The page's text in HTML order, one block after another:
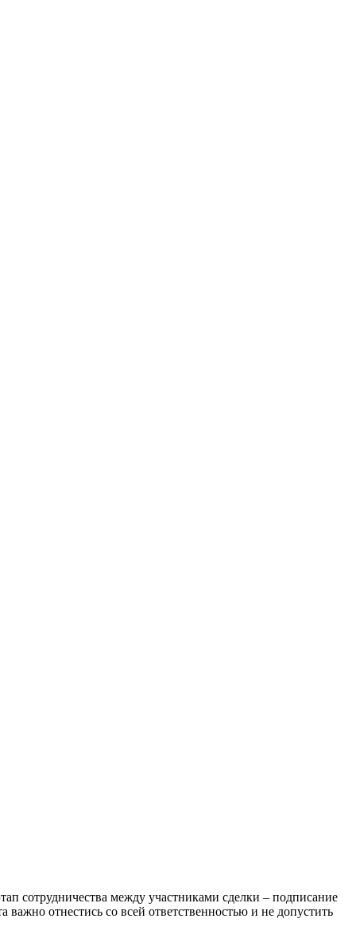
сотрудничества между участниками сделки – подписание
отнестись со всей ответственностью и не допустить